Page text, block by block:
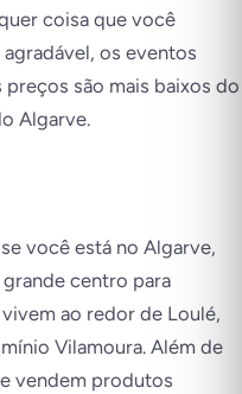
coisa que você
os eventos
são mais baixos do
Algarve.
você está no Algarve,
centro para
ao redor de Loulé,
Vilamoura. Além de
vendem produtos